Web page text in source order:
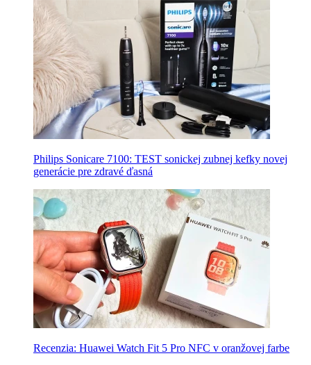
Philips Sonicare 7100: TEST sonickej zubnej kefky novej
generácie pre zdravé ďasná
Recenzia: Huawei Watch Fit 5 Pro NFC v oranžovej farbe